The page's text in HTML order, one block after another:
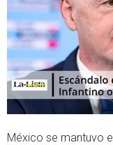
p
México se mantuvo